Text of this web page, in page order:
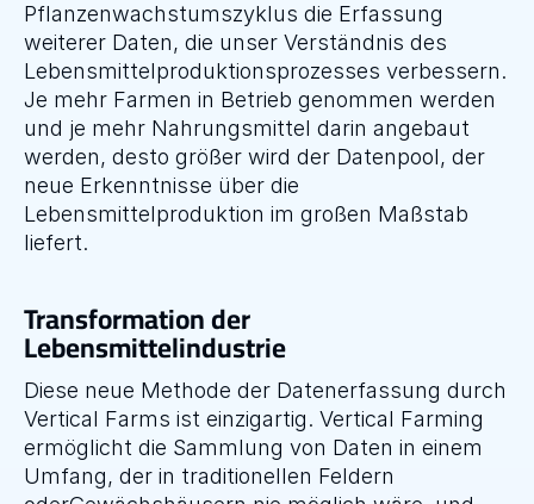
Pflanzenwachstumszyklus die Erfassung
weiterer Daten, die unser Verständnis des
Lebensmittelproduktionsprozesses verbessern.
Je mehr Farmen in Betrieb genommen werden
und je mehr Nahrungsmittel darin angebaut
werden, desto größer wird der Datenpool, der
neue Erkenntnisse über die
Lebensmittelproduktion im großen Maßstab
liefert.
Transformation der
Lebensmittelindustrie
Diese neue Methode der Datenerfassung durch
Vertical Farms ist einzigartig. Vertical Farming
ermöglicht die Sammlung von Daten in einem
Umfang, der in traditionellen Feldern